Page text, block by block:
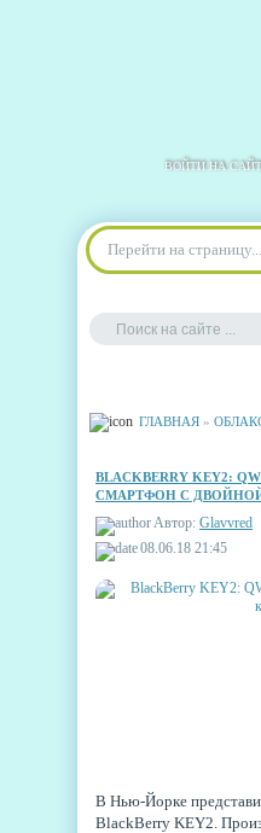
ВОЙТИ НА САЙТ
Перейти на страницу...
ГЛАВНАЯ »
BLACKBERRY KEY2:
СМАРТФОН С
Автор: Glavvred
08.06.18 21:45
В Нью-Йорке
BlackBerry KEY2.